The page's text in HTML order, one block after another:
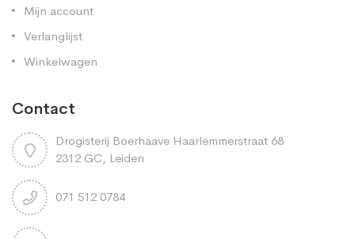
Mijn account
Verlanglijst
Winkelwagen
Contact
Drogisterij Boerhaave Haarlemmerstraat 68
2312 GC, Leiden
071 512 0784